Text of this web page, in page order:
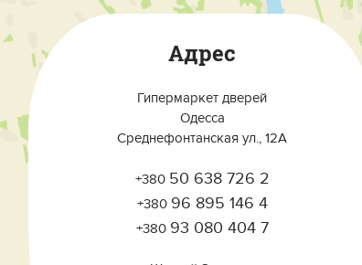
Адрес
Гипермаркет дверей
Одесса
Среднефонтанская ул., 12А
+380 50 638 726 2
+380 96 895 146 4
+380 93 080 404 7